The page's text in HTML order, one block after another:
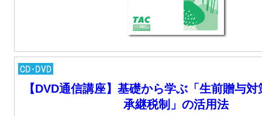
【DVD通信講座】基礎から学ぶ「生前贈与
承継税制」の活用法